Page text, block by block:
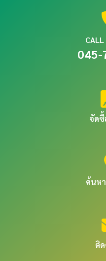
CALL
045-
จัดซื้
ค้นห
ติด